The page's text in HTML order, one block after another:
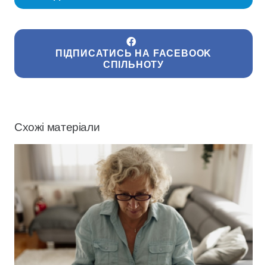
ПІДПИСАТИСЬ НА FACEBOOK
СПІЛЬНОТУ
Схожі матеріали